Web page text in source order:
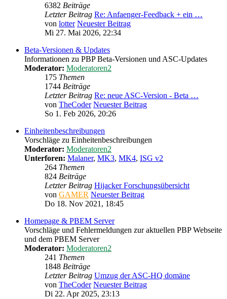
6382 Beiträge
Letzter Beitrag Re: Anfaenger-Feedback + ein …
von lotter Neuester Beitrag
Mi 27. Mai 2026, 22:34
Beta-Versionen & Updates
Informationen zu PBP Beta-Versionen und ASC-Updates
Moderator: Moderatoren2
175 Themen
1744 Beiträge
Letzter Beitrag Re: neue ASC-Version - Beta …
von TheCoder Neuester Beitrag
So 1. Feb 2026, 20:26
Einheitenbeschreibungen
Vorschläge zu Einheitenbeschreibungen
Moderator: Moderatoren2
Unterforen: Malaner, MK3, MK4, ISG v2
264 Themen
824 Beiträge
Letzter Beitrag Hijacker Forschungsübersicht
von GAMER Neuester Beitrag
Do 18. Nov 2021, 18:45
Homepage & PBEM Server
Vorschläge und Fehlermeldungen zur aktuellen PBP Webseite
und dem PBEM Server
Moderator: Moderatoren2
241 Themen
1848 Beiträge
Letzter Beitrag Umzug der ASC-HQ domäne
von TheCoder Neuester Beitrag
Di 22. Apr 2025, 23:13